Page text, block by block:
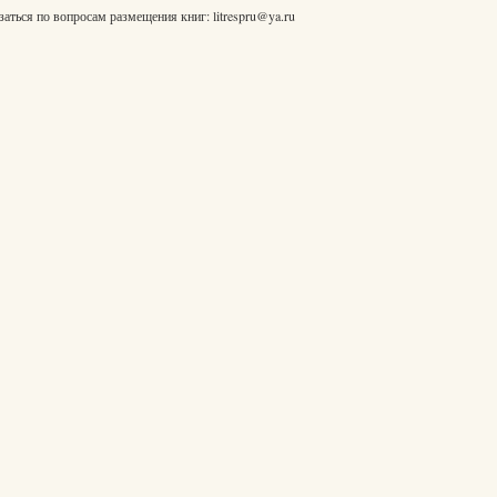
по вопросам размещения книг:litrespru@ya.ru